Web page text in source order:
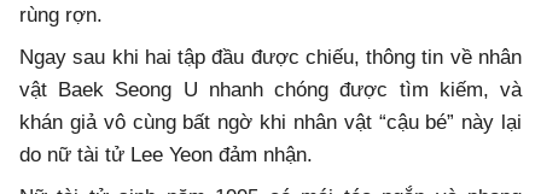
rùng rợn.
Ngay sau khi hai tập đầu được chiếu, thông tin về nhân
vật Baek Seong U nhanh chóng được tìm kiếm, và
khán giả vô cùng bất ngờ khi nhân vật “cậu bé” này lại
do nữ tài tử Lee Yeon đảm nhận.